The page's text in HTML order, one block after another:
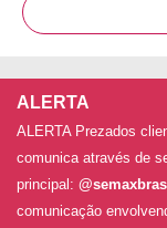
ALERTA
ALERTA Prezados
comunica através de
principal:
comunicação